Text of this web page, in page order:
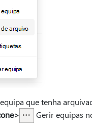
que tenha
>
Gerir equipas